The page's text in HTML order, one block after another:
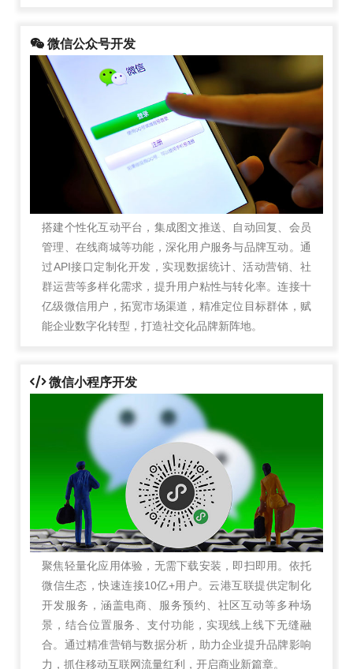
微信公众号开发
搭建个性化互动平台，集成图文推送、自动回复、会员
管理、在线商城等功能，深化用户服务与品牌互动。通
过API接口定制化开发，实现数据统计、活动营销、社
群运营等多样化需求，提升用户粘性与转化率。连接十
亿级微信用户，拓宽市场渠道，精准定位目标群体，赋
能企业数字化转型，打造社交化品牌新阵地。
微信小程序开发
聚焦轻量化应用体验，无需下载安装，即扫即用。依托
微信生态，快速连接10亿+用户。云港互联提供定制化
开发服务，涵盖电商、服务预约、社区互动等多种场
景，结合位置服务、支付功能，实现线上线下无缝融
合。通过精准营销与数据分析，助力企业提升品牌影响
力，抓住移动互联网流量红利，开启商业新篇章。